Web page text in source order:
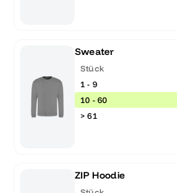
Sweater
Stück
1 - 9
10 - 60
> 61
ZIP Hoodie